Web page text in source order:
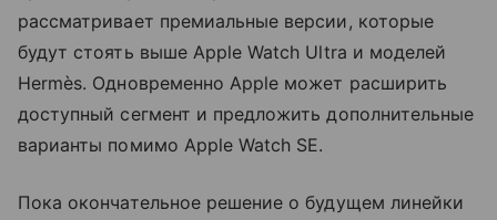
рассматривает премиальные версии, которые
будут стоять выше Apple Watch Ultra и моделей
Hermès. Одновременно Apple может расширить
доступный сегмент и предложить дополнительные
варианты помимо Apple Watch SE.
Пока окончательное решение о будущем линейки